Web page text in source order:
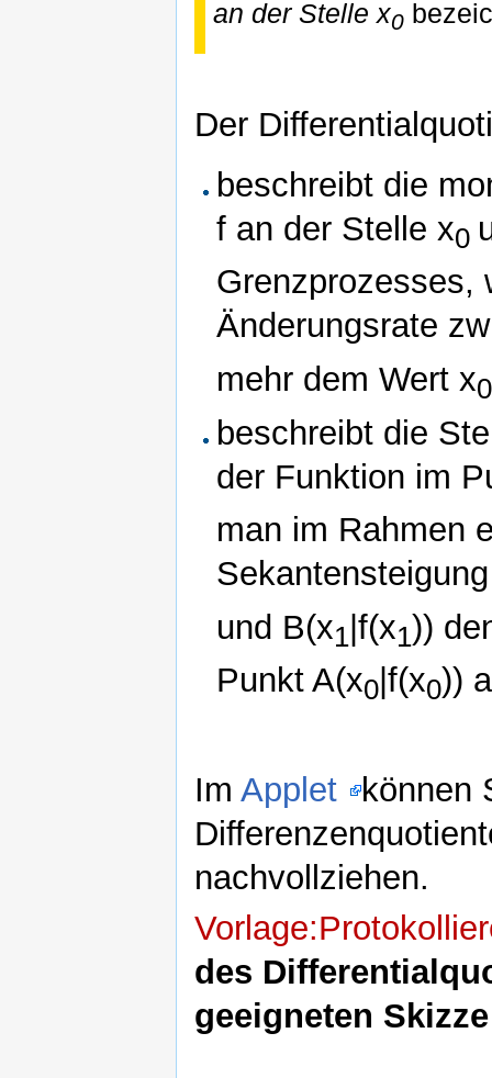
an der Stelle x0
Der
beschreibt die
f an der Stelle x0
Grenzprozesses,
Änderungsrate
mehr dem Wert x0
beschreibt die
der Funktion im
man im Rahmen
und B(x1|f(x1))
Punkt A(x0 |f(x0))
Im Applet
können
nachvollziehen.
des
geeigneten